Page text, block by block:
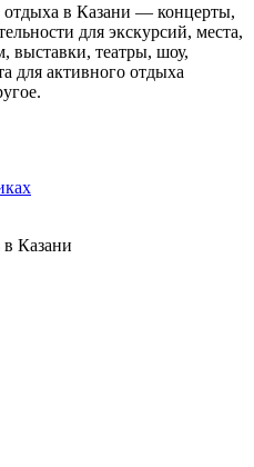
в Казани — концерты,
для экскурсий, места,
выставки, театры, шоу,
для активного отдыха
Казани